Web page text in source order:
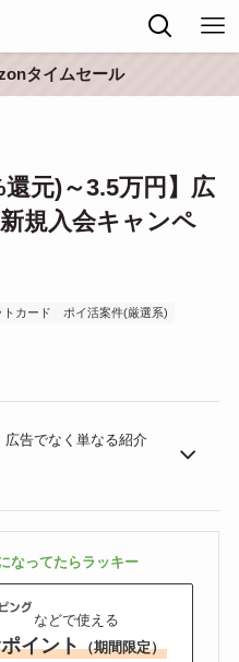
タイムセール
元)～3.5万円】広
規入会キャンペ
トカード
ポイ活案件(厳選系)
広告でなく単なる紹介
なってたらラッキー
などで使える
イント（期間限定）